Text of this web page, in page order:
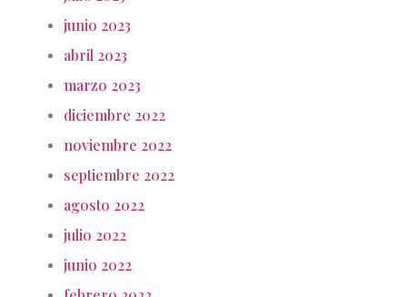
junio 2023
abril 2023
marzo 2023
diciembre 2022
noviembre 2022
septiembre 2022
agosto 2022
julio 2022
junio 2022